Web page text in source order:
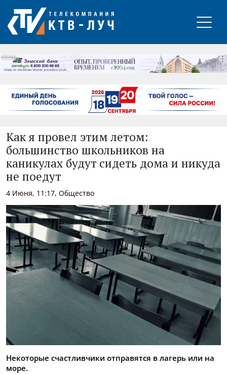
РЕКЛАМА
Как я провел этим летом:
большинство школьников на
каникулах будут сидеть дома и никуда
не поедут
4 Июня, 11:17, Общество
Некоторые счастливчики отправятся в лагерь или на
море.